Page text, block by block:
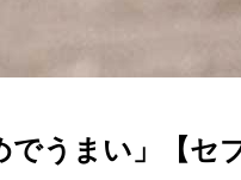
でうまい」【セ